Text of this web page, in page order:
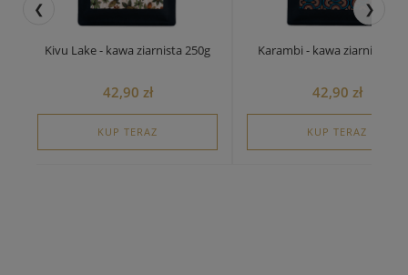
❮ ❯
Karambi - kawa ziarnista 250g
42,90 zł
KUP TERAZ
Amasimbi - kawa ziarnista 250g
52,90 zł
KUP TERAZ